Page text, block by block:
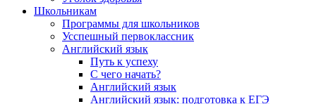
Школьникам
Программы для школьников
Усспешный первоклассник
Английский язык
Путь к успеху
С чего начать?
Английский язык
Английский язык: подготовка к ЕГЭ